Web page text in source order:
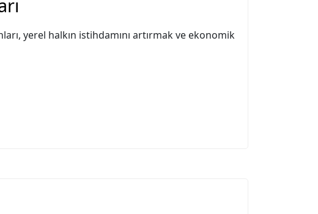
yerel halkın istihdamını artırmak ve ekonomik